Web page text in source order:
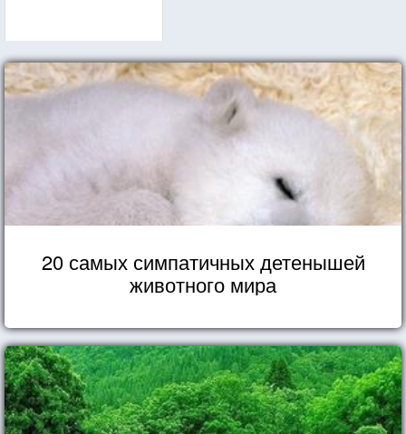
20 самых симпатичных детенышей
животного мира